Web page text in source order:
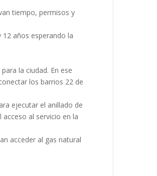
tiempo, permisos y
años esperando la
la ciudad. En ese
los barrios 22 de
ejecutar el anillado de
al servicio en la
acceder al gas natural